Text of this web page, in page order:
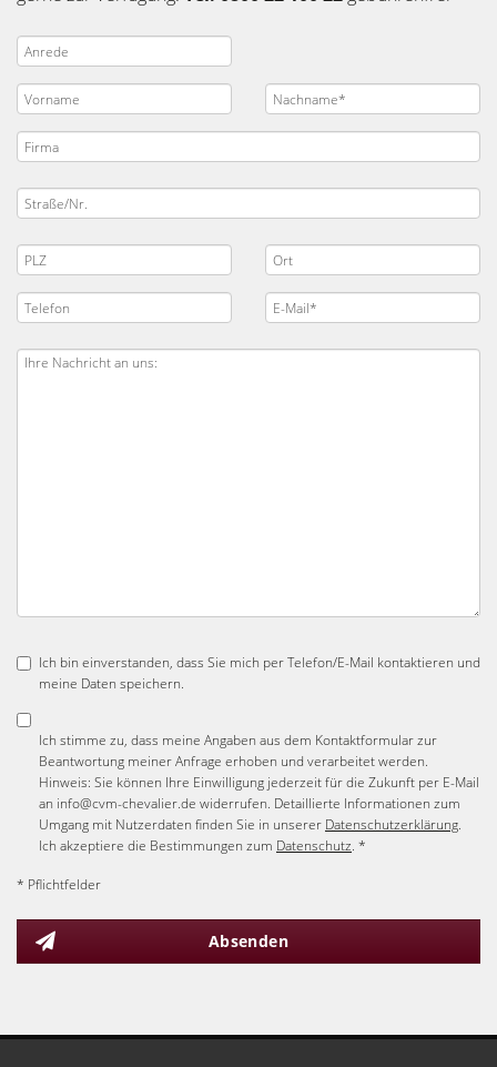
Ich bin einverstanden, dass Sie mich per Telefon/E-Mail kontaktieren und
meine Daten speichern.
Ich stimme zu, dass meine Angaben aus dem Kontaktformular zur
Beantwortung meiner Anfrage erhoben und verarbeitet werden.
Hinweis: Sie können Ihre Einwilligung jederzeit für die Zukunft per E-Mail
an info@cvm-chevalier.de widerrufen. Detaillierte Informationen zum
Umgang mit Nutzerdaten finden Sie in unserer Datenschutzerklärung.
Ich akzeptiere die Bestimmungen zum Datenschutz. *
* Pflichtfelder
Absenden